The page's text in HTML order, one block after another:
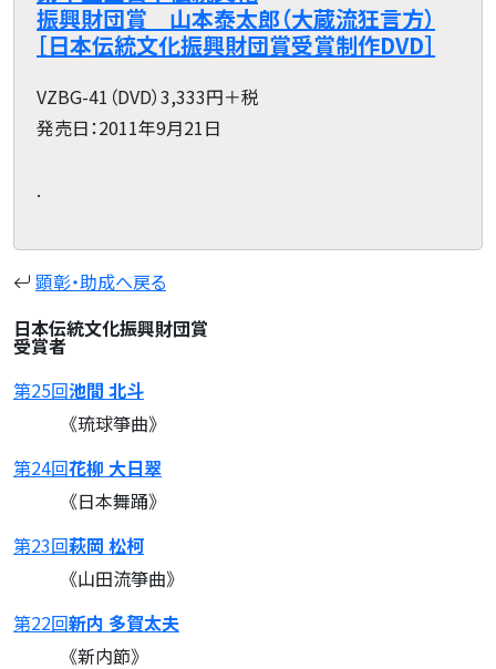
振興財団賞 山本泰太郎（大蔵流狂言方）
［日本伝統文化振興財団賞受賞制作DVD］
VZBG-41（DVD）3,333円＋税
発売日：2011年9月21日
.
顕彰・助成へ戻る
日本伝統文化振興財団賞
受賞者
第25回池間 北斗
《琉球箏曲》
第24回花柳 大日翠
《日本舞踊》
第23回萩岡 松柯
《山田流箏曲》
第22回新内 多賀太夫
《新内節》